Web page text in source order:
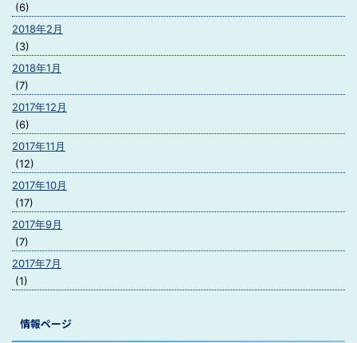
(6)
2018年2月
(3)
2018年1月
(7)
2017年12月
(6)
2017年11月
(12)
2017年10月
(17)
2017年9月
(7)
2017年7月
(1)
情報ページ